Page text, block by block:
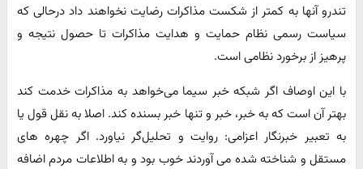
تندرو آنها به کمتر از شکست مذاکرات رضایت نخواهند داد درحالی که
سیاست رسمی نظام حمایت و هدایت مذاکرات تا حصول نتیجه و
پرهیز از برخورد نظامی است.
با این اوصاف اگر شبکه خبر سیما می‌خواهد به مذاکرات خدمت کند
بهتر آن است که به خبر، خبر و تنها خبر بسنده کند. اصلا به نقل قول یا
به تعبیر خبرنگار اعزامی: روایت و تحلیل‌گر نیاورد. اگر چهره های
مستقل و شناخته شده می آوردند خوب بود و به اطلاعات مردم اضافه